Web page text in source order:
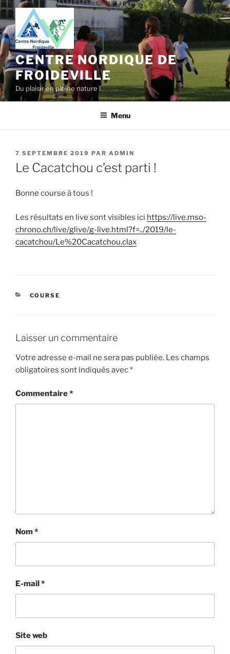
Aller
au
contenu
principal
CENTRE NORDIQUE DE
FROIDEVILLE
Du plaisir en pleine nature !
Menu
PUBLIÉ
LE
7 SEPTEMBRE 2019 PAR ADMIN
Le Cacatchou c’est parti !
Bonne course à tous !
Les résultats en live sont visibles ici https://live.mso-
chrono.ch/live/glive/g-live.html?f=../2019/le-
cacatchou/Le%20Cacatchou.clax
CATÉGORIES
COURSE
Laisser un commentaire
Votre adresse e-mail ne sera pas publiée. Les champs
obligatoires sont indiqués avec*
Commentaire*
Nom*
E-mail*
Site web